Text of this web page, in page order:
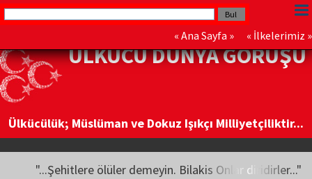
« Ana Sayfa » « İlkelerimiz »
ÜLKÜCÜ DÜNYA GÖRÜŞÜ
Ülkücülük; Müslüman ve Dokuz Işıkçı Milliyetçiliktir...
"...Şehitlere ölüler demeyin. Bilakis Onlar diridirler..."